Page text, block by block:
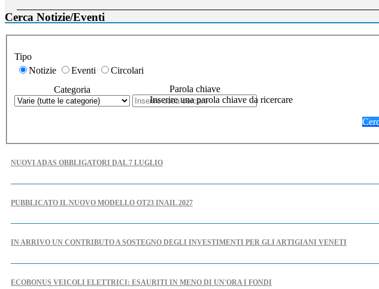
Cerca Notizie/Eventi
Tipo
Notizie Eventi
Circolari
Categoria
Parola chiave
Inserire una parola chiave da ricercare
NUOVI ADAS OBBLIGATORI DAL 7 LUGLIO
PUBBLICATO IL NUOVO MODELLO OT23 INAIL 2027
IN ARRIVO UN CONTRIBUTO A SOSTEGNO DEGLI INVESTIMENTI PER GLI ARTIGIANI VENETI
ECOBONUS VEICOLI ELETTRICI: ESAURITI IN MENO DI UN'ORA I FONDI